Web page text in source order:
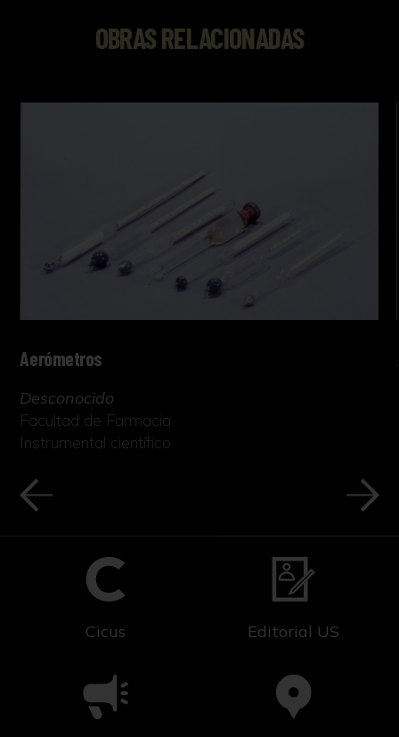
OBRAS RELACIONADAS
Aerómetros
Desconocido
Facultad de Farmacia
Instrumental científico
Cicus Editorial US